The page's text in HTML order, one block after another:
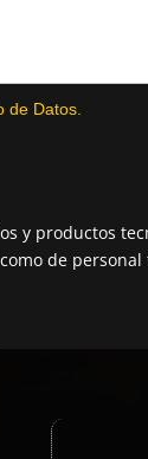
de Datos.
y productos
de